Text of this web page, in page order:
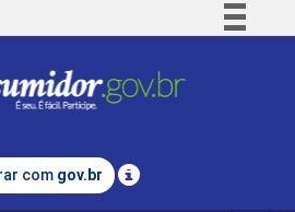
Comunica BR
Legislação
com gov.br